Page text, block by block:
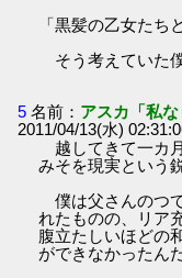
「黒髪の乙女たち
そう考えていた
5 名前： アスカ「私な
2011/04/13(水)
越してきて一カ
みそを現実という
僕は父さんのつ
れたものの、リア
腹立たしいほどの
ができなかったんだ